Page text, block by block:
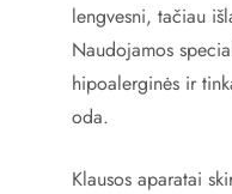
lengvesni, tačiau
Naudojamos
hipoalerginės ir
oda.
Klausos aparatai